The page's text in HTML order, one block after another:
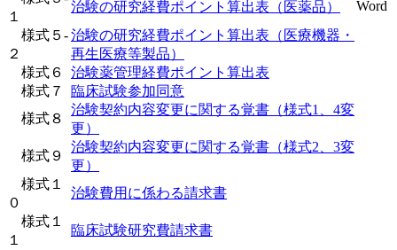
Word
１
治験の研究経費ポイント算出表（医薬品）
様式５-
２
治験の研究経費ポイント算出表（医療機器・
再生医療等製品）
様式６
治験薬管理経費ポイント算出表
様式７
臨床試験参加同意
様式８
治験契約内容変更に関する覚書（様式1、4変
更）
様式９
治験契約内容変更に関する覚書（様式2、3変
更）
様式１
０
治験費用に係わる請求書
様式１
１
臨床試験研究費請求書